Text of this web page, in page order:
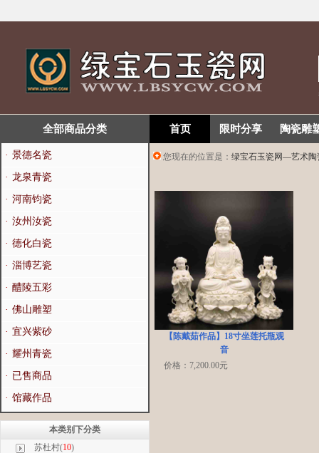
全部商品分类 首页 限时分享 陶瓷雕
· 景德名瓷
· 龙泉青瓷
· 河南钧瓷
· 汝州汝瓷
· 德化白瓷
· 淄博艺瓷
· 醴陵五彩
· 佛山雕塑
· 宜兴紫砂
· 耀州青瓷
· 已售商品
· 馆藏作品
本类别下分类
苏杜村(10)
您现在的位置是： 绿宝石玉瓷网—艺术陶
【陈戴茹作品】18寸坐莲托瓶观
音
价格：7,200.00元